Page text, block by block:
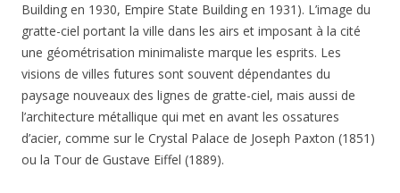
Building en 1930, Empire State Building en 1931). L’image du
gratte-ciel portant la ville dans les airs et imposant à la cité
une géométrisation minimaliste marque les esprits. Les
visions de villes futures sont souvent dépendantes du
paysage nouveaux des lignes de gratte-ciel, mais aussi de
l’architecture métallique qui met en avant les ossatures
d’acier, comme sur le Crystal Palace de Joseph Paxton (1851)
ou la Tour de Gustave Eiffel (1889).